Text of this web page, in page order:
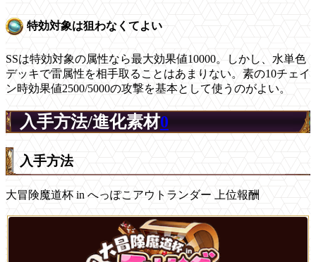
特効対象は狙わなくてよい
SSは特効対象の属性なら最大効果値10000。しかし、水単色
デッキで雷属性を相手取ることはあまりない。素の10チェイ
ン時効果値2500/5000の攻撃を基本として使うのがよい。
入手方法/進化素材0
入手方法
大冒険魔道杯 in へっぽこアウトランダー 上位報酬